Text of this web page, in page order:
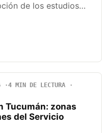
de los estudios…
4 MIN DE LECTURA
Tucumán: zonas
del Servicio